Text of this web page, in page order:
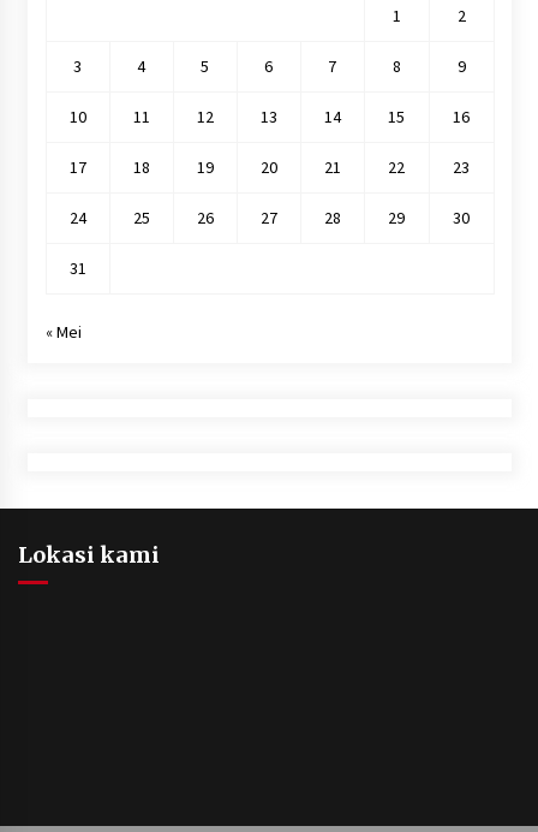
1
2
3 4 5 6 7 8 9
10 11 12 13 14 15 16
17 18 19 20 21 22 23
24 25 26 27 28 29 30
31
« Mei
Lokasi kami